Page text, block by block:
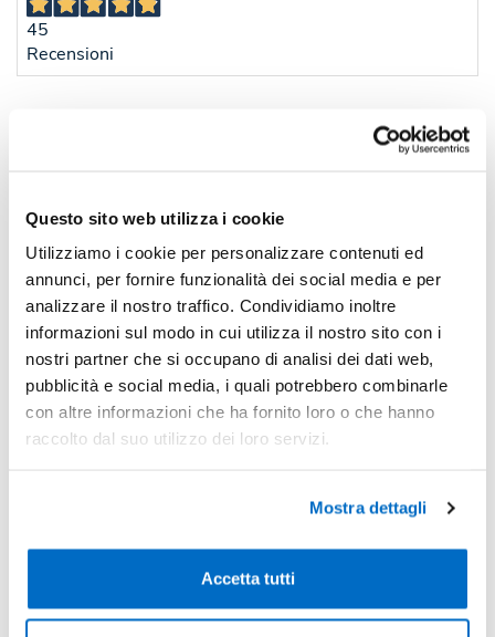
Questo sito web utilizza i cookie
Utilizziamo i cookie per personalizzare contenuti ed
annunci, per fornire funzionalità dei social media e per
analizzare il nostro traffico. Condividiamo inoltre
informazioni sul modo in cui utilizza il nostro sito con i
nostri partner che si occupano di analisi dei dati web,
pubblicità e social media, i quali potrebbero combinarle
con altre informazioni che ha fornito loro o che hanno
raccolto dal suo utilizzo dei loro servizi.
Mostra dettagli
Accetta tutti
45
Recensioni
*Prezzo €
Pezzi 500 -22%
Pezzi 1000 -26% € 0,77
Pezzi 2000 -32% € 0,71
*Prezzi prodotto per quantità merce neutra e prezzi IVA
Non trovi la quantità in tabella?Calcola il preventivo